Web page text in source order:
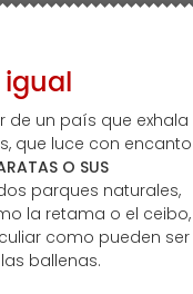
de un país que exhala
que luce con encanto
O SUS
parques naturales,
la retama o el ceibo,
como pueden ser
ballenas.